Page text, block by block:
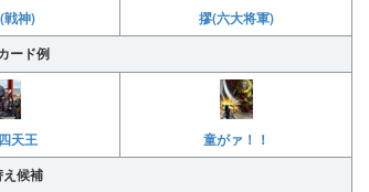
戦神) 摎(六大将軍)
ード例
天王 童がァ！！
え候補